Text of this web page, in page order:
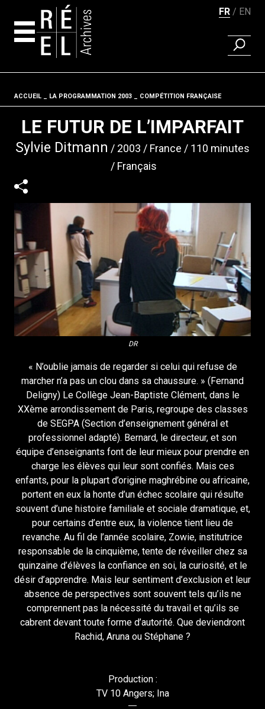
FR EN
Fil d'ariane
ACCUEIL LA PROGRAMMATION 2003 COMPÉTITION FRANÇAISE
LE FUTUR DE L’IMPARFAIT
Sylvie Ditmann 2003 France
110 minutes
Français
DR
« N’oublie jamais de regarder si celui qui refuse de
marcher n’a pas un clou dans sa chaussure. » (Fernand
Deligny) Le Collège Jean-Baptiste Clément, dans le
XXème arrondissement de Paris, regroupe des classes
de SEGPA (Section d’enseignement général et
professionnel adapté). Bernard, le directeur, et son
équipe d’enseignants font de leur mieux pour prendre en
charge les élèves qui leur sont confiés. Mais ces
enfants, pour la plupart d’origine maghrébine ou africaine,
portent en eux la honte d’un échec scolaire qui résulte
souvent d’une histoire familiale et sociale dramatique, et,
pour certains d’entre eux, la violence tient lieu de
revanche. Au fil de l’année scolaire, Zowie, institutrice
responsable de la cinquième, tente de réveiller chez sa
quinzaine d’élèves la confiance en soi, la curiosité, et le
désir d’apprendre. Mais leur sentiment d’exclusion et leur
absence de perspectives sont souvent tels qu’ils ne
comprennent pas la nécessité du travail et qu’ils se
cabrent devant toute forme d’autorité. Que deviendront
Rachid, Aruna ou Stéphane ?
Production :
TV 10 Angers; Ina